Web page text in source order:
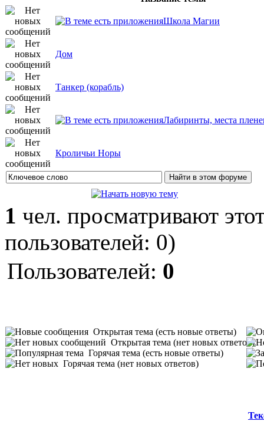
Школа Магии
Дом
Танкер (корабль)
Лабиринты, места
Кроличьи Норы
1 чел. просматривают
пользователей: 0)
Пользователей: 0
Открытая тема (есть новые ответы)
Открытая тема (нет новых ответов)
Горячая тема (есть новые ответы)
Горячая тема (нет новых ответов)